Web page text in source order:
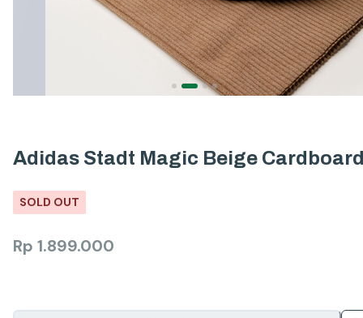
Adidas Stadt Magic Beige
SOLD OUT
Rp 1.899.000